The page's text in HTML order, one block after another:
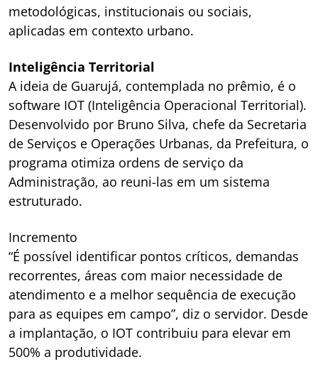
metodológicas, institucionais ou sociais,
aplicadas em contexto urbano.
Inteligência Territorial
A ideia de Guarujá, contemplada no prêmio, é o
software IOT (Inteligência Operacional Territorial).
Desenvolvido por Bruno Silva, chefe da Secretaria
de Serviços e Operações Urbanas, da Prefeitura, o
programa otimiza ordens de serviço da
Administração, ao reuni-las em um sistema
estruturado.
Incremento
“É possível identificar pontos críticos, demandas
recorrentes, áreas com maior necessidade de
atendimento e a melhor sequência de execução
para as equipes em campo”, diz o servidor. Desde
a implantação, o IOT contribuiu para elevar em
500% a produtividade.